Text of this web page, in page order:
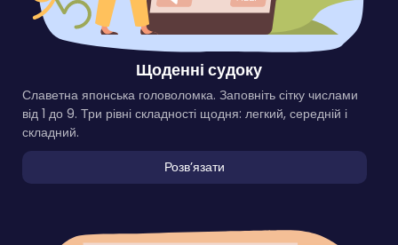
Щоденні судоку
Славетна японська головоломка. Заповніть сітку числами
від 1 до 9. Три рівні складності щодня: легкий, середній і
складний.
Розвʼязати